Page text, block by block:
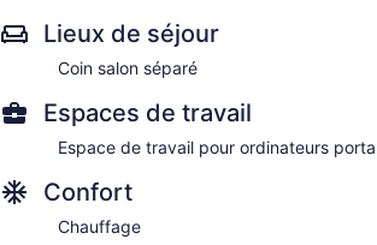
Lieux de séjour
Coin salon séparé
Espaces de travail
Espace de travail pour ordinateurs
Confort
Chauffage